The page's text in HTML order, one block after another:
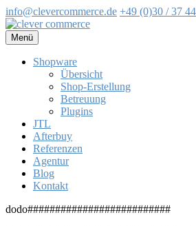
info@clevercommerce.de +49 (0)30 / 37
Zum
Inhalt
springen
Menü
Shopware
Übersicht
Shop-Erstellung
Betreuung
Plugins
JTL
Afterbuy
Referenzen
Agentur
Blog
Kontakt
dodo##########################